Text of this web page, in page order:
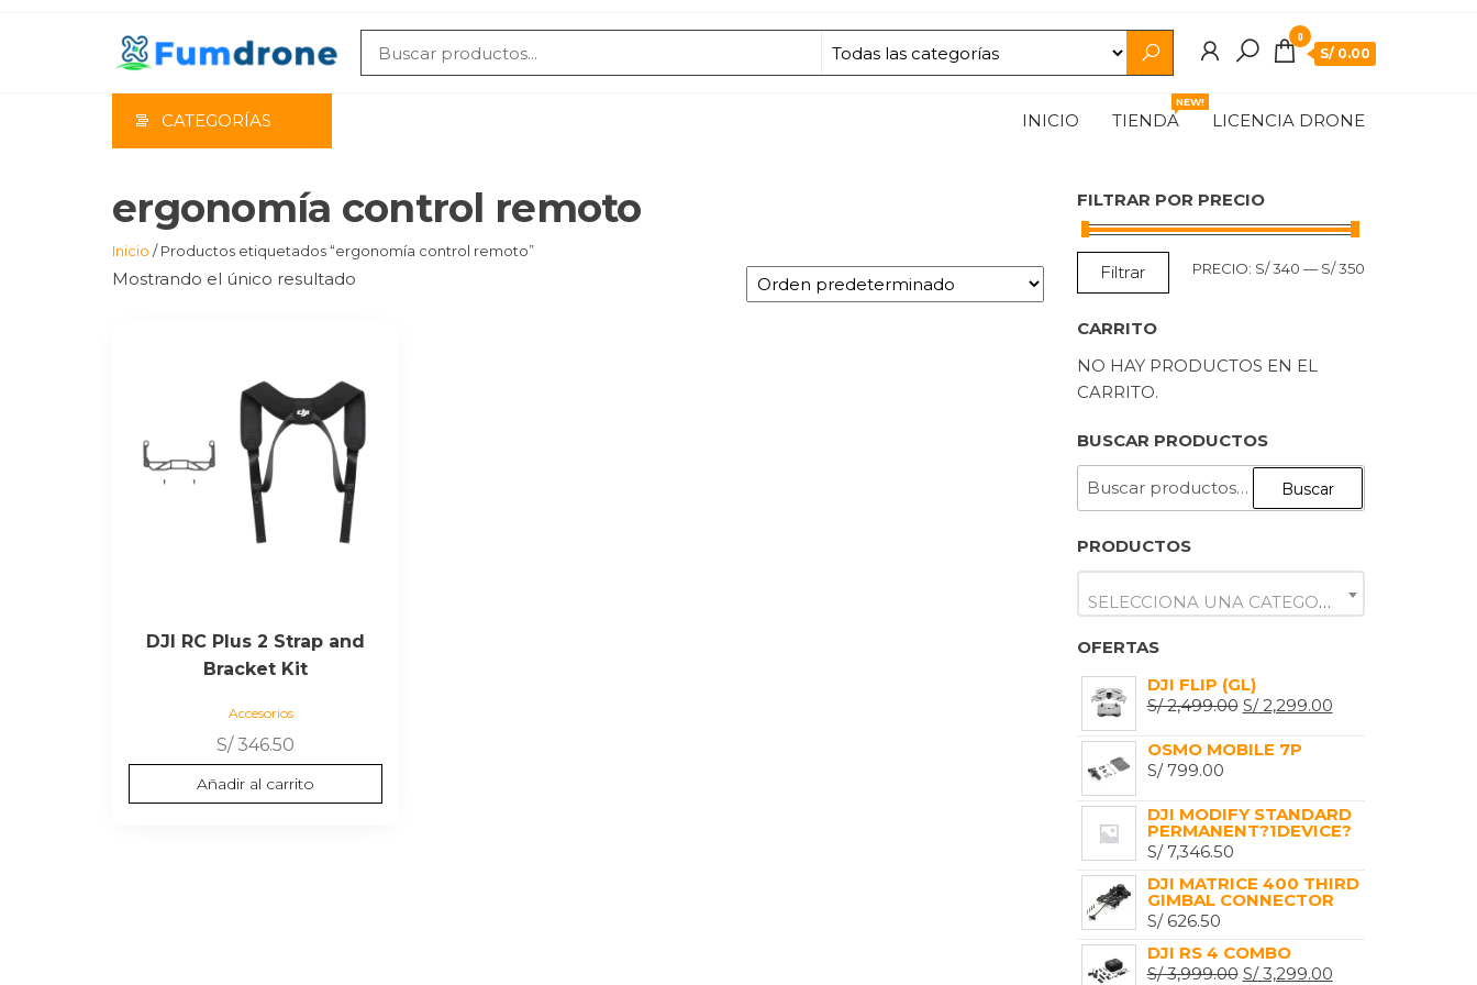
0
S/ 0.00
CATEGORÍAS INICIO TIENDA
NEW!
LICENCIA DRONE
ergonomía control remoto
Inicio / Productos etiquetados “ergonomía control remoto”
Mostrando el único resultado
DJI RC Plus 2 Strap and
Bracket Kit
Accesorios
S/346.50
Añadir al carrito
FILTRAR POR PRECIO
Filtrar PRECIO: S/ 340 — S/ 350
CARRITO
NO HAY PRODUCTOS EN EL
CARRITO.
BUSCAR PRODUCTOS
BUSCAR
Buscar
PRODUCTOS
SELECCIONA UNA CATEGORÍA
OFERTAS
DJI FLIP (GL)
S/2,499.00 EL
ORIGINAL
S/ 2,499.00.
S/2,299.00EL
S/ 2,299.00.
OSMO MOBILE 7P
S/799.00
DJI MODIFY STANDARD
PERMANENT?1DEVICE?
S/7,346.50
DJI MATRICE 400 THIRD
GIMBAL CONNECTOR
S/626.50
DJI RS 4 COMBO
S/3,999.00 EL
S/3,299.00EL